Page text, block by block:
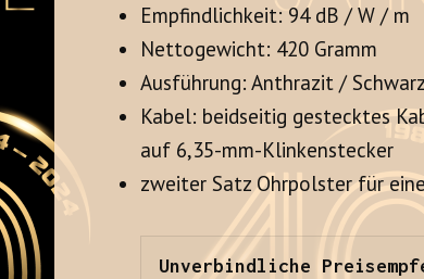
Empfindlichkeit: 94 dB / W / m
Nettogewicht: 420 Gramm
Ausführung: Anthrazit /
Kabel: beidseitig gestecktes
auf 6,35-mm-Klinkenstecker
zweiter Satz Ohrpolster für
Unverbindliche